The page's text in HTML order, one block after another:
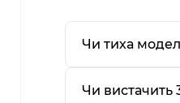
Чи тиха
Чи вистачить